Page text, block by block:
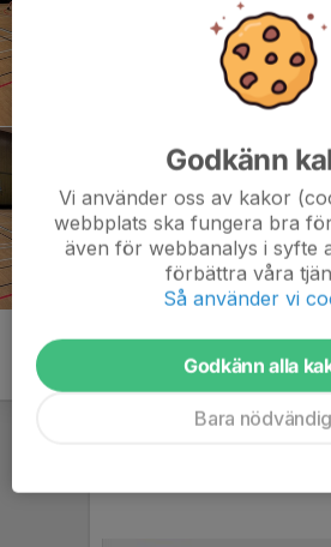
Godkänn
Vi använder oss av kakor
webbplats ska fungera bra
även för webbanalys i syfte
förbättra våra
Så använder vi
Godkänn alla
Bara